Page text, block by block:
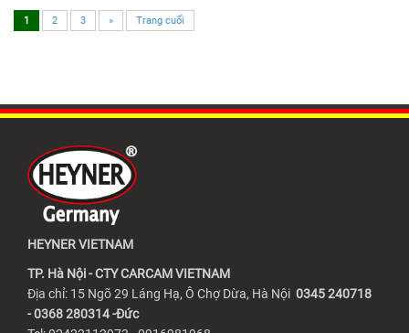
1 2 3 » Trang cuối
HEYNER VIETNAM
TP. Hà Nội - CTY CARCAM VIETNAM
Địa chỉ: 15 Ngõ 29 Láng Hạ, Ô Chợ Dừa, Hà Nội 0345 240718
- 0368 280314 -Đức